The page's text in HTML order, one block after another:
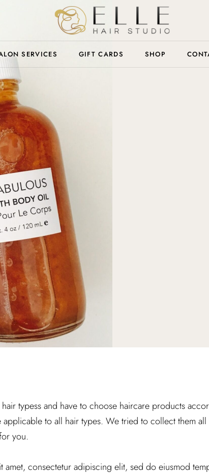
SERVICES GIFT CARDS SHOP
typess and have to choose haircare products
applicable to all hair types. We tried to collect them
you.
amet, consectetur adipiscing elit, sed do eiusmod